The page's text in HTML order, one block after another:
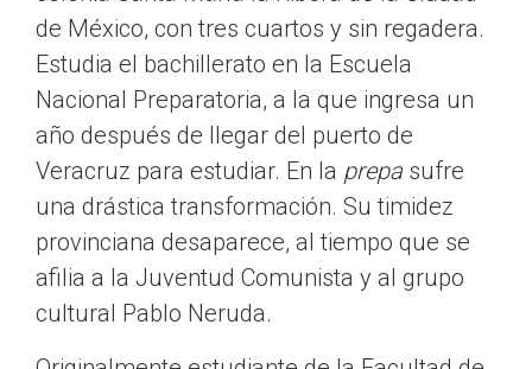
de México, con tres cuartos y sin regadera.
Estudia el bachillerato en la Escuela
Nacional Preparatoria, a la que ingresa un
año después de llegar del puerto de
Veracruz para estudiar. En la prepa sufre
una drástica transformación. Su timidez
provinciana desaparece, al tiempo que se
afilia a la Juventud Comunista y al grupo
cultural Pablo Neruda.